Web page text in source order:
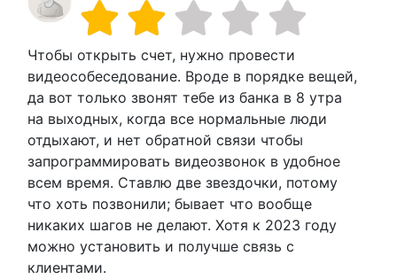
Чтобы открыть счет, нужно провести
видеособеседование. Вроде в порядке вещей,
да вот только звонят тебе из банка в 8 утра
на выходных, когда все нормальные люди
отдыхают, и нет обратной связи чтобы
запрограммировать видеозвонок в удобное
всем время. Ставлю две звездочки, потому
что хоть позвонили; бывает что вообще
никаких шагов не делают. Хотя к 2023 году
можно установить и получше связь с
клиентами.